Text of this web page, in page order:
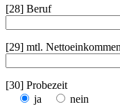
[28] Beruf
[29] mtl.
[30] Probezeit
ja
nein